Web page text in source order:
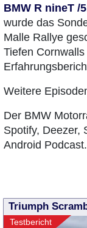
BMW R nineT /
wurde das
Malle Rallye
Tiefen
Weitere
Der BMW
Spotify, Deezer,
Android Podcast.
Triumph
Testbericht